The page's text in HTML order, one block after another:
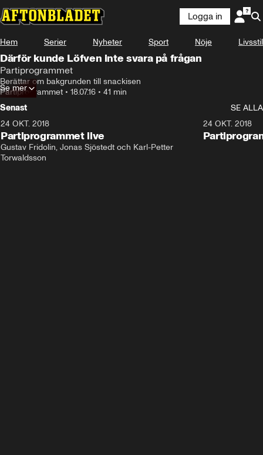
Logga in
Hem Serier Nyheter Sport Nöje Livsstil
Därför kunde Löfven inte svara på frågan
Partiprogrammet
Berättar om bakgrunden till snackisen
Partiprogrammet • 18.07.16 • 41 min
Se mer
Senast
SE ALLA
24 OKT. 2018
Partiprogrammet live
Gustav Fridolin, Jonas Sjöstedt och Karl-Petter
Torwaldsson
24 OKT. 2018